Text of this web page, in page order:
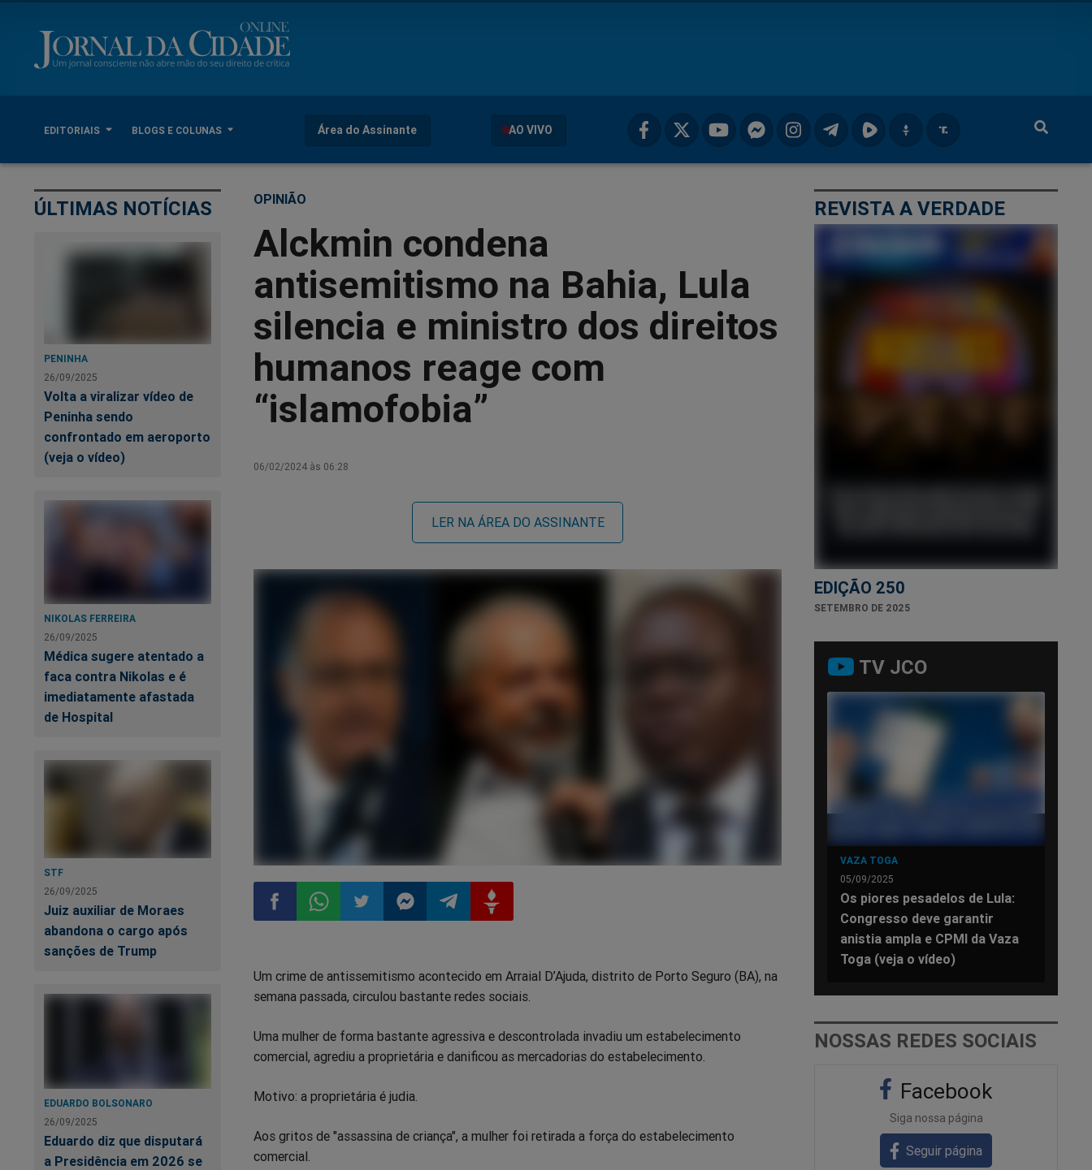
EDITORIAIS BLOGS E COLUNAS Área do Assinante AO VIVO
ÚLTIMAS NOTÍCIAS
PENINHA
26/09/2025
Volta a viralizar vídeo de
Peninha sendo
confrontado em aeroporto
(veja o vídeo)
NIKOLAS FERREIRA
26/09/2025
Médica sugere atentado a
faca contra Nikolas e é
imediatamente afastada
de Hospital
STF
26/09/2025
Juiz auxiliar de Moraes
abandona o cargo após
sanções de Trump
EDUARDO BOLSONARO
26/09/2025
Eduardo diz que disputará
a Presidência em 2026 se
OPINIÃO
Alckmin condena
antisemitismo na Bahia, Lula
silencia e ministro dos direitos
humanos reage com
“islamofobia”
06/02/2024 às 06:28
LER NA ÁREA DO ASSINANTE
no
no
no
no
no
no
Um crime de antissemitismo acontecido em Arraial D’Ajuda, distrito de Porto Seguro (BA), na
semana passada, circulou bastante redes sociais.
Uma mulher de forma bastante agressiva e descontrolada invadiu um estabelecimento
comercial, agrediu a proprietária e danificou as mercadorias do estabelecimento.
Motivo: a proprietária é judia.
Aos gritos de "assassina de criança", a mulher foi retirada a força do estabelecimento
comercial.
REVISTA A VERDADE
EDIÇÃO 250
SETEMBRO DE 2025
TV JCO
VAZA TOGA
05/09/2025
Os piores pesadelos de Lula:
Congresso deve garantir
anistia ampla e CPMI da Vaza
Toga (veja o vídeo)
NOSSAS REDES SOCIAIS
Facebook
Siga nossa página
Seguir página